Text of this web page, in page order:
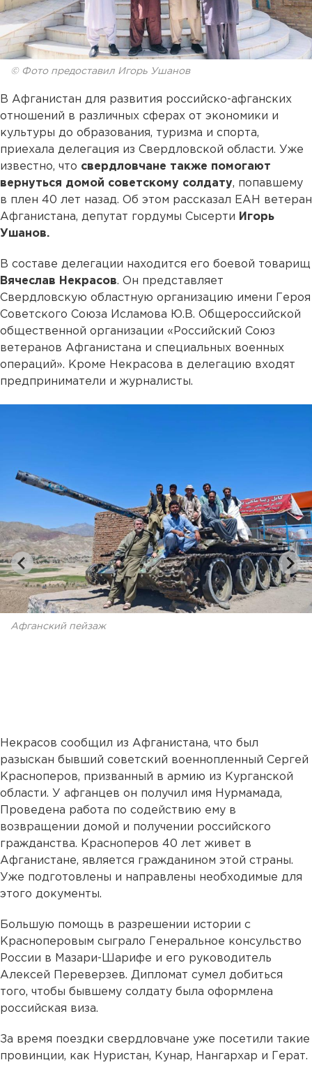
© Фото предоставил Игорь Ушанов
В Афганистан для развития российско-афганских
отношений в различных сферах от экономики и
культуры до образования, туризма и спорта,
приехала делегация из Свердловской области. Уже
известно, что свердловчане также помогают
вернуться домой советскому солдату, попавшему
в плен 40 лет назад. Об этом рассказал ЕАН ветеран
Афганистана, депутат гордумы Сысерти Игорь
Ушанов.
В составе делегации находится его боевой товарищ
Вячеслав Некрасов. Он представляет
Свердловскую областную организацию имени Героя
Советского Союза Исламова Ю.В. Общероссийской
общественной организации «Российский Союз
ветеранов Афганистана и специальных военных
операций». Кроме Некрасова в делегацию входят
предприниматели и журналисты.
Афганский пейзаж
Некрасов сообщил из Афганистана, что был
разыскан бывший советский военнопленный Сергей
Красноперов, призванный в армию из Курганской
области. У афганцев он получил имя Нурмамада,
Проведена работа по содействию ему в
возвращении домой и получении российского
гражданства. Красноперов 40 лет живет в
Афганистане, является гражданином этой страны.
Уже подготовлены и направлены необходимые для
этого документы.
Большую помощь в разрешении истории с
Красноперовым сыграло Генеральное консульство
России в Мазари-Шарифе и его руководитель
Алексей Переверзев. Дипломат сумел добиться
того, чтобы бывшему солдату была оформлена
российская виза.
За время поездки свердловчане уже посетили такие
провинции, как Нуристан, Кунар, Нангархар и Герат.